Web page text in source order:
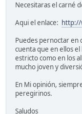
Necesitaras el carné
Aqui el enlace: http://
Puedes pernoctar en
cuenta que en ellos
estricto como en los
mucho joven y
En Mi opinión,
peregirinos.
Saludos